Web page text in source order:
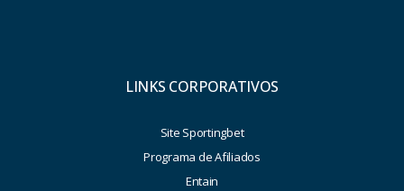
LINKS CORPORATIVOS
Site Sportingbet
Programa de Afiliados
Entain